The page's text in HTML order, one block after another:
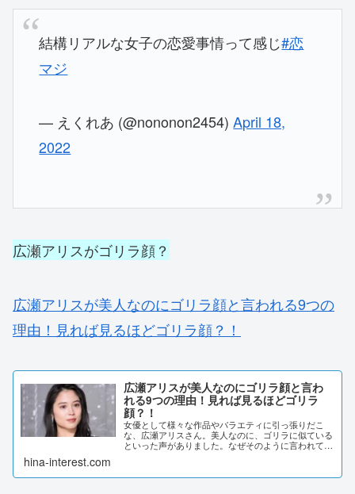
結構リアルな女子の恋愛事情って感じ#恋
マジ
— えくれあ (@nononon2454)April 18,
2022
広瀬アリスがゴリラ顔？
広瀬アリスが美人なのにゴリラ顔と言われる9つの
理由！見れば見るほどゴリラ顔？！
広瀬アリスが美人なのにゴリラ顔と言わ
れる9つの理由！見れば見るほどゴリラ
顔？！
女優として様々な作品やバラエティに引っ張りだこ
な、広瀬アリスさん。美人なのに、ゴリラに似ている
といった声がありました。なぜそのように言われてい
リ...
hina-interest.com